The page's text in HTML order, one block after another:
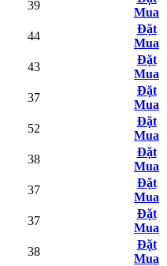
39
Mua
44
Đặt
Mua
43
Đặt
Mua
37
Đặt
Mua
52
Đặt
Mua
38
Đặt
Mua
37
Đặt
Mua
37
Đặt
Mua
38
Đặt
Mua